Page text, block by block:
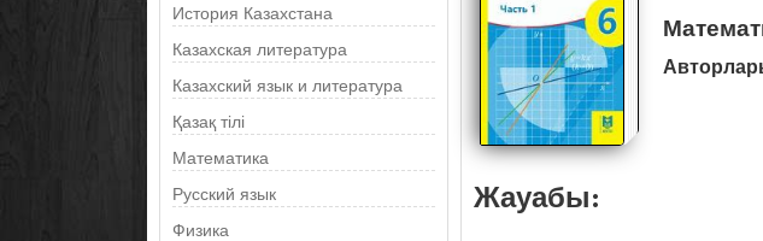
История Казахстана
Казахская литература
Казахский язык и литература
Қазақ тілі
Математика
Русский язык
Физика
Жауабы: